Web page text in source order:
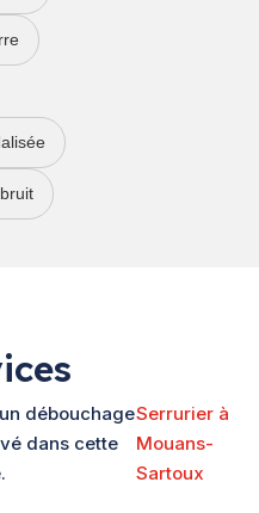
débouchage
dans cette
Serrurier à
Mouans-
Sartoux